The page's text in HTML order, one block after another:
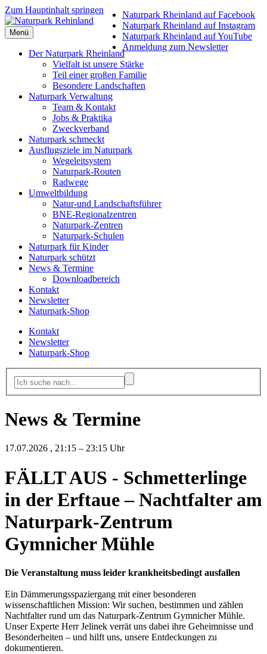
Zum Hauptinhalt springen
Menü
Der Naturpark Rheinland
Vielfalt ist unsere Stärke
Teil einer großen Familie
Besondere Landschaften
Naturpark Verwaltung
Team & Kontakt
Jobs & Praktika
Zweckverband
Naturpark schmeckt
Ausflugsziele im Naturpark
Wegeleitsystem
Naturpark-Routen
Radwege
Umweltbildung
Natur-und Landschaftsführer
BNE-Regionalzentren
Naturpark-Zentren
Naturpark-Schulen
Naturpark für Kinder
Naturpark schützt
News & Termine
Downloadbereich
Kontakt
Newsletter
Naturpark-Shop
Kontakt
Newsletter
Naturpark-Shop
News & Termine
17.07.2026 , 21:15 – 23:15 Uhr
FÄLLT AUS - Schmetterlinge
in der Erftaue – Nachtfalter am
Naturpark-Zentrum
Gymnicher Mühle
Die Veranstaltung muss leider krankheitsbedingt ausfallen
Ein Dämmerungsspaziergang mit einer besonderen
wissenschaftlichen Mission: Wir suchen, bestimmen und zählen
Nachtfalter rund um das Naturpark-Zentrum Gymnicher Mühle.
Unser Experte Herr Jelinek verrät uns dabei ihre Geheimnisse und
Besonderheiten – und hilft uns, unsere Entdeckungen zu
dokumentieren.
Naturpark Rheinland auf Facebook
Naturpark Rheinland auf Instagram
Naturpark Rheinland auf YouTube
Anmeldung zum Newsletter